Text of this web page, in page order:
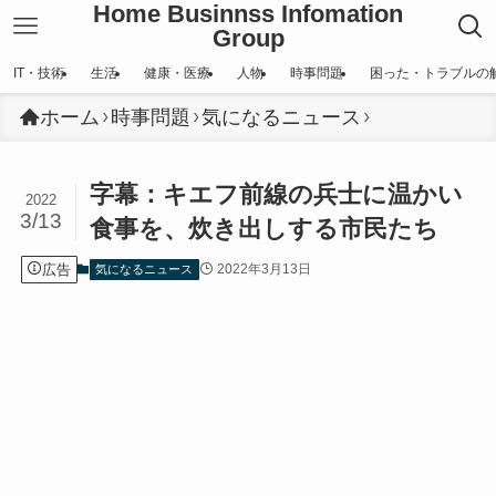
Home Businnss Infomation
Group
IT・技術 生活 健康・医療 人物 時事問題 困った・トラブルの
ホーム 時事問題 気になるニュース
字幕：キエフ前線の兵士に温かい
食事を、炊き出しする市民たち
2022
3/13
広告 気になるニュース 2022年3月13日